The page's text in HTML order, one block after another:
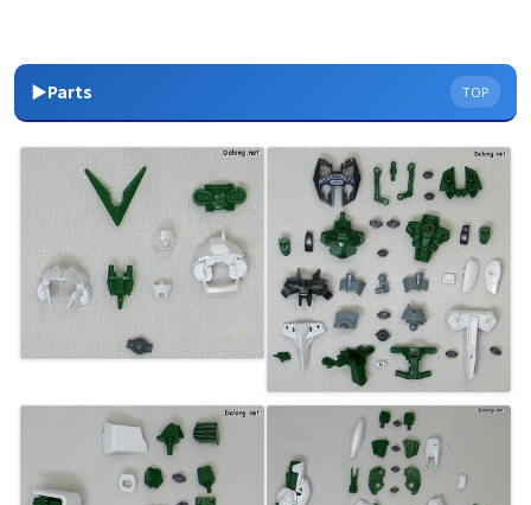
▶Parts TOP